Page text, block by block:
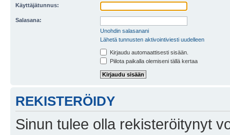
Käyttäjätunnus:
Salasana:
Unohdin salasanani
Lähetä tunnusten aktivointiviesti uudelleen
Kirjaudu automaattisesti sisään.
Piilota paikalla olemiseni tällä kertaa
REKISTERÖIDY
Sinun tulee olla rekisteröitynyt